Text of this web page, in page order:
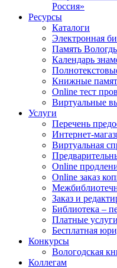
Россия»
Ресурсы
Каталоги
Электронная
Память
Календарь
Книжные
Online тест
Виртуальные
Услуги
Перечень
Интернет-
Виртуальная
Online
Online заказ
Заказ и
Библиотека –
Платные услуги
Бесплатная
Конкурсы
Вологодская
Коллегам